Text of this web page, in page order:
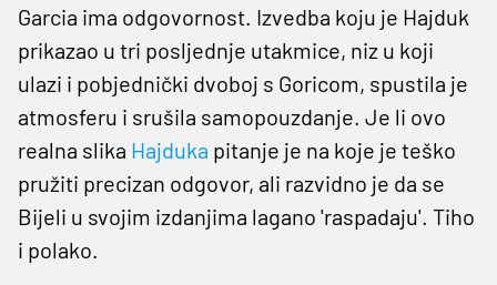
Garcia ima odgovornost. Izvedba koju je Hajduk
prikazao u tri posljednje utakmice, niz u koji
ulazi i pobjednički dvoboj s Goricom, spustila je
atmosferu i srušila samopouzdanje. Je li ovo
realna slika Hajduka pitanje je na koje je teško
pružiti precizan odgovor, ali razvidno je da se
Bijeli u svojim izdanjima lagano 'raspadaju'. Tiho
i polako.